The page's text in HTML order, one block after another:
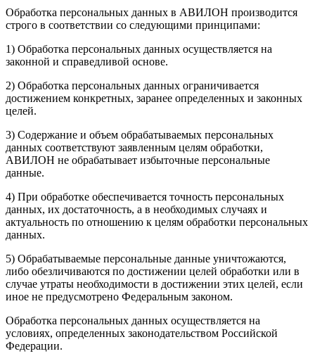
Обработка персональных данных в АВИЛОН производится
строго в соответствии со следующими принципами:
1) Обработка персональных данных осуществляется на
законной и справедливой основе.
2) Обработка персональных данных ограничивается
достижением конкретных, заранее определенных и законных
целей.
3) Содержание и объем обрабатываемых персональных
данных соответствуют заявленным целям обработки,
АВИЛОН не обрабатывает избыточные персональные
данные.
4) При обработке обеспечивается точность персональных
данных, их достаточность, а в необходимых случаях и
актуальность по отношению к целям обработки персональных
данных.
5) Обрабатываемые персональные данные уничтожаются,
либо обезличиваются по достижении целей обработки или в
случае утраты необходимости в достижении этих целей, если
иное не предусмотрено Федеральным законом.
Обработка персональных данных осуществляется на
условиях, определенных законодательством Российской
Федерации.